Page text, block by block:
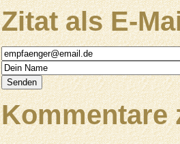
Zitat als E-
Kommentare